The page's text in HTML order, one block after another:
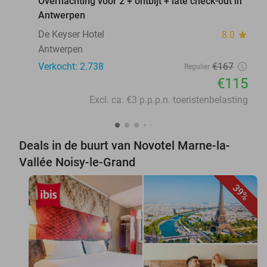
Antwerpen
De Keyser Hotel
8.0 star
Antwerpen
Verkocht: 2.738
Regulier €167
€115
Excl. ca. €3 p.p.p.n. toeristenbelasting
Deals in de buurt van Novotel Marne-la-
Vallée Noisy-le-Grand
39%